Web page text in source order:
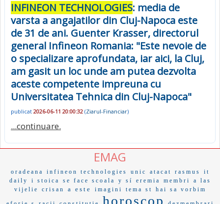
INFINEON TECHNOLOGIES: media de
varsta a angajatilor din Cluj-Napoca este
de 31 de ani. Guenter Krasser, directorul
general Infineon Romania: "Este nevoie de
o specializare aprofundata, iar aici, la Cluj,
am gasit un loc unde am putea dezvolta
aceste competente impreuna cu
Universitatea Tehnica din Cluj-Napoca"
publicat 2026-06-11 20:00:32 (Ziarul-Financiar)
...continuare.
EMAG
oradeana infineon technologies unic atacat rasmus
it
daily
i stoica se face scoala y sí eremia membri
a las
vijelie
crisan a este imagini tema st hai sa vorbim